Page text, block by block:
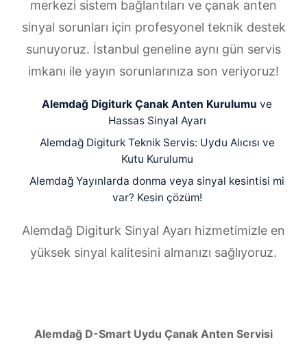
merkezi sistem bağlantıları ve çanak anten
sinyal sorunları için profesyonel teknik destek
sunuyoruz. İstanbul geneline aynı gün servis
imkanı ile yayın sorunlarınıza son veriyoruz!
Alemdağ Digiturk Çanak Anten Kurulumu ve
Hassas Sinyal Ayarı
Alemdağ Digiturk Teknik Servis: Uydu Alıcısı ve
Kutu Kurulumu
Alemdağ Yayınlarda donma veya sinyal kesintisi mi
var? Kesin çözüm!
Alemdağ Digiturk Sinyal Ayarı hizmetimizle en
yüksek sinyal kalitesini almanızı sağlıyoruz.
Alemdağ D-Smart Uydu Çanak Anten Servisi